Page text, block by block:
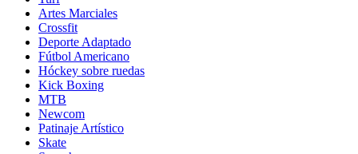
Artes Marciales
Crossfit
Deporte Adaptado
Fútbol Americano
Hóckey sobre ruedas
Kick Boxing
MTB
Newcom
Patinaje Artístico
Skate